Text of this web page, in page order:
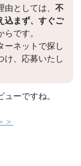
由としては、不
込まず、すぐご
です。
ーネットで探し
け、応募いたし
ーですね。
＞